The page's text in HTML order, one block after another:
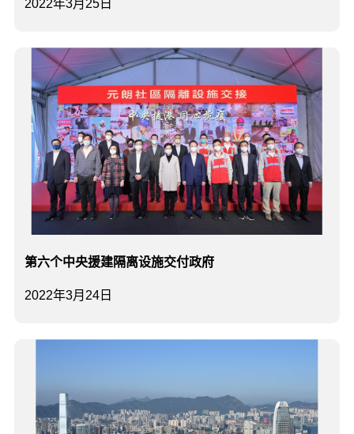
2022年3月25日
2022年3月24日
第六个中央援建隔离设施交付政府